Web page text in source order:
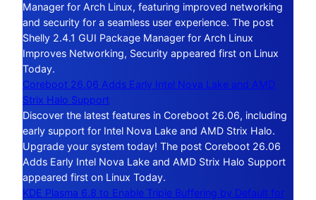
Manager for Arch Linux, featuring improved networking
and security for a seamless user experience. The post
Shelly 2.4.1 GUI Package Manager for Arch Linux
Improves Networking, Security appeared first on Linux
Today.
Coreboot 26.06 Adds Early Intel Nova Lake and AMD
Strix Halo Support
Discover the latest features in Coreboot 26.06, including
early support for Intel Nova Lake and AMD Strix Halo.
Upgrade your system today! The post Coreboot 26.06
Adds Early Intel Nova Lake and AMD Strix Halo Support
appeared first on Linux Today.
KDE Plasma 6.8 to Enable Triple Buffering by Default for